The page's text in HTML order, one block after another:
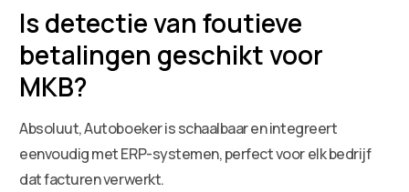
Is detectie van foutieve
betalingen geschikt voor
MKB?
Absoluut, Autoboeker is schaalbaar en integreert
eenvoudig met ERP-systemen, perfect voor elk bedrijf
dat facturen verwerkt.